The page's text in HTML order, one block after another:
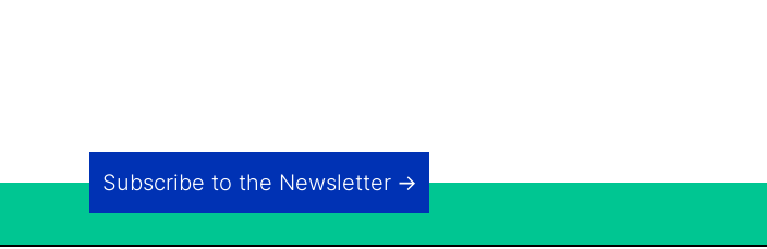
Subscribe to the Newsletter